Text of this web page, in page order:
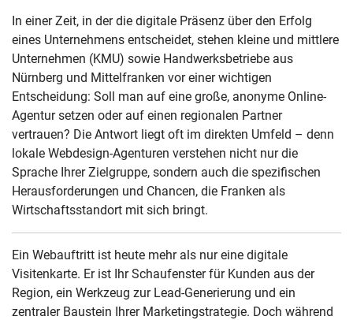
In einer Zeit, in der die digitale Präsenz über den Erfolg
eines Unternehmens entscheidet, stehen kleine und mittlere
Unternehmen (KMU) sowie Handwerksbetriebe aus
Nürnberg und Mittelfranken vor einer wichtigen
Entscheidung: Soll man auf eine große, anonyme Online-
Agentur setzen oder auf einen regionalen Partner
vertrauen? Die Antwort liegt oft im direkten Umfeld – denn
lokale Webdesign-Agenturen verstehen nicht nur die
Sprache Ihrer Zielgruppe, sondern auch die spezifischen
Herausforderungen und Chancen, die Franken als
Wirtschaftsstandort mit sich bringt.
Ein Webauftritt ist heute mehr als nur eine digitale
Visitenkarte. Er ist Ihr Schaufenster für Kunden aus der
Region, ein Werkzeug zur Lead-Generierung und ein
zentraler Baustein Ihrer Marketingstrategie. Doch während